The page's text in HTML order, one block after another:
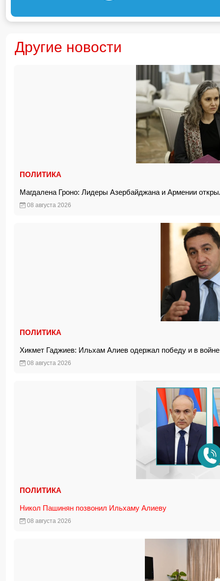
Другие новости
ПОЛИТИКА
Магдалена Гроно: Лидеры Азербайджана и Армении
08 августа 2026
ПОЛИТИКА
Хикмет Гаджиев: Ильхам Алиев одержал победу и в
08 августа 2026
ПОЛИТИКА
Никол Пашинян позвонил Ильхаму Алиеву
08 августа 2026